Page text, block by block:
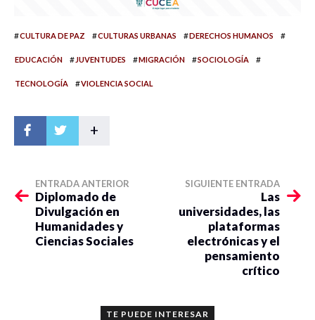
#CULTURA DE PAZ #CULTURAS URBANAS #DERECHOS HUMANOS #
EDUCACIÓN #JUVENTUDES #MIGRACIÓN #SOCIOLOGÍA #
TECNOLOGÍA #VIOLENCIA SOCIAL
+
ENTRADA ANTERIOR
Diplomado de
Divulgación en
Humanidades y
Ciencias Sociales
SIGUIENTE ENTRADA
Las
universidades, las
plataformas
electrónicas y el
pensamiento
crítico
TE PUEDE INTERESAR